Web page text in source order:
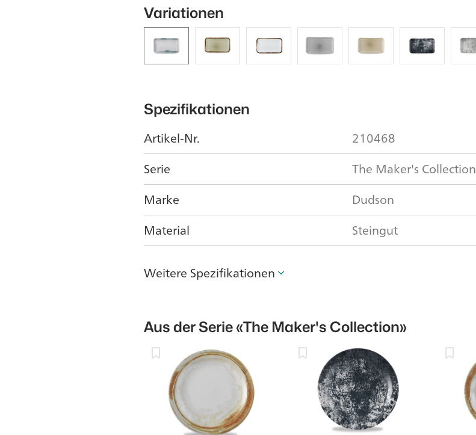
Variationen
Spezifikationen
Artikel-Nr.
210468
Serie
The Maker's Collection
Marke
Dudson
Material
Steingut
Weitere Spezifikationen
Aus der Serie«The Maker's Collection»